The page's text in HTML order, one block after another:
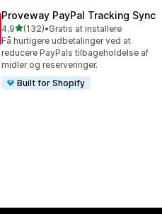
Proveway PayPal Tracking Sync
4,9ud af 5 stjerner
(132)
132 anmeldelser i alt
•Gratis at installere
Få hurtigere udbetalinger ved at
reducere PayPals tilbageholdelse af
midler og reserveringer.
Built for Shopify